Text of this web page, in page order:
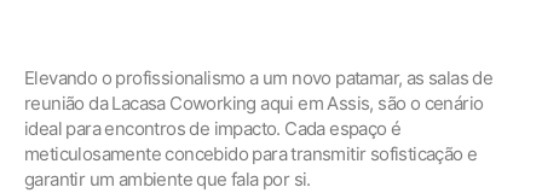
Elevando o profissionalismo a um novo patamar, as salas de
reunião da Lacasa Coworking aqui em Assis, são o cenário
ideal para encontros de impacto. Cada espaço é
meticulosamente concebido para transmitir sofisticação e
garantir um ambiente que fala por si.